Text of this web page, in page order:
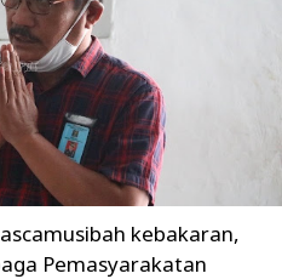
kebakaran,
Pemasyarakatan